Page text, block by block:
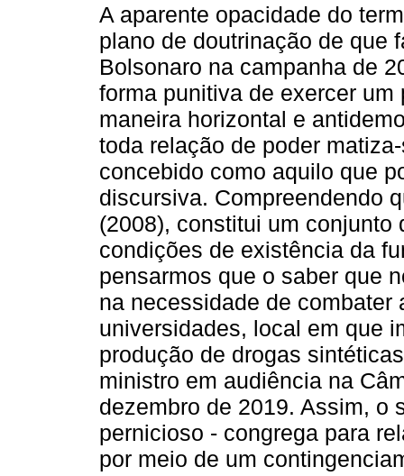
A aparente opacidade do
plano de doutrinação de que
Bolsonaro na campanha de
forma punitiva de exercer
maneira horizontal e
toda relação de poder
concebido como aquilo que
discursiva. Compreendendo
(2008), constitui um
condições de existência da
pensarmos que o saber que
na necessidade de
universidades, local em que
produção de drogas
ministro em audiência na
dezembro de 2019. Assim, o
pernicioso - congrega para
por meio de um